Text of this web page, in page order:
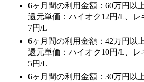
6ヶ月間の利用金額：60万円以
還元単価：ハイオク12円/L、レ
7円/L
6ヶ月間の利用金額：42万円以
還元単価：ハイオク10円/L、レ
5円/L
6ヶ月間の利用金額：30万円以